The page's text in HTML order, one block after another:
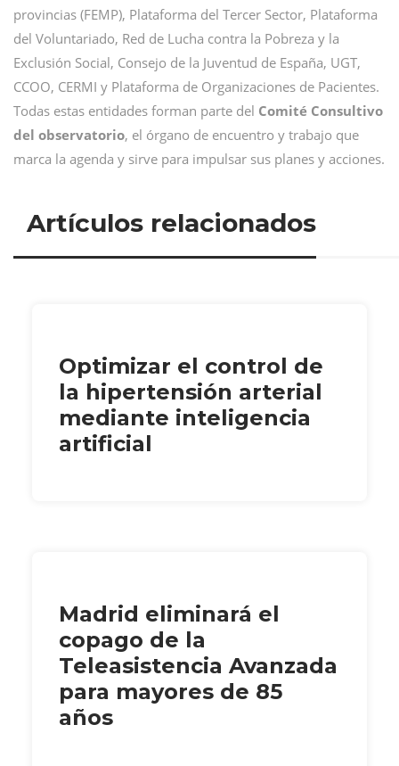
provincias (FEMP), Plataforma del Tercer Sector, Plataforma
del Voluntariado, Red de Lucha contra la Pobreza y la
Exclusión Social, Consejo de la Juventud de España, UGT,
CCOO, CERMI y Plataforma de Organizaciones de Pacientes.
Todas estas entidades forman parte del Comité Consultivo
del observatorio, el órgano de encuentro y trabajo que
marca la agenda y sirve para impulsar sus planes y acciones.
Artículos relacionados
Optimizar el control de
la hipertensión arterial
mediante inteligencia
artificial
Madrid eliminará el
copago de la
Teleasistencia Avanzada
para mayores de 85
años